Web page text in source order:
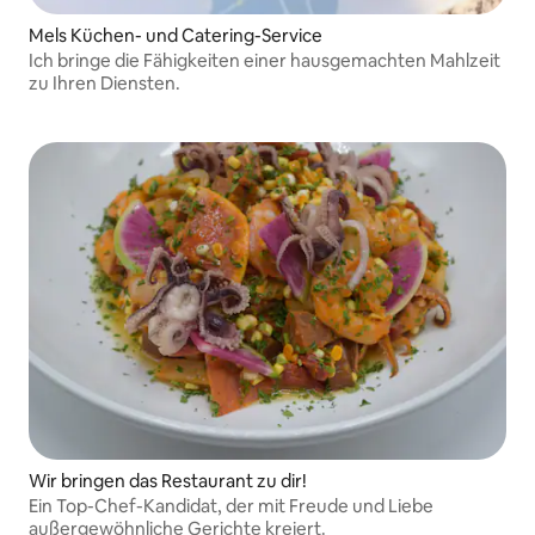
Mels Küchen- und Catering-Service
Ich bringe die Fähigkeiten einer hausgemachten Mahlzeit
zu Ihren Diensten.
Wir bringen das Restaurant zu dir!
Ein Top-Chef-Kandidat, der mit Freude und Liebe
außergewöhnliche Gerichte kreiert.